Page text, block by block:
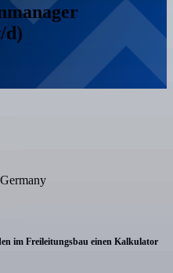
d)
im Freileitungsbau einen Kalkulator